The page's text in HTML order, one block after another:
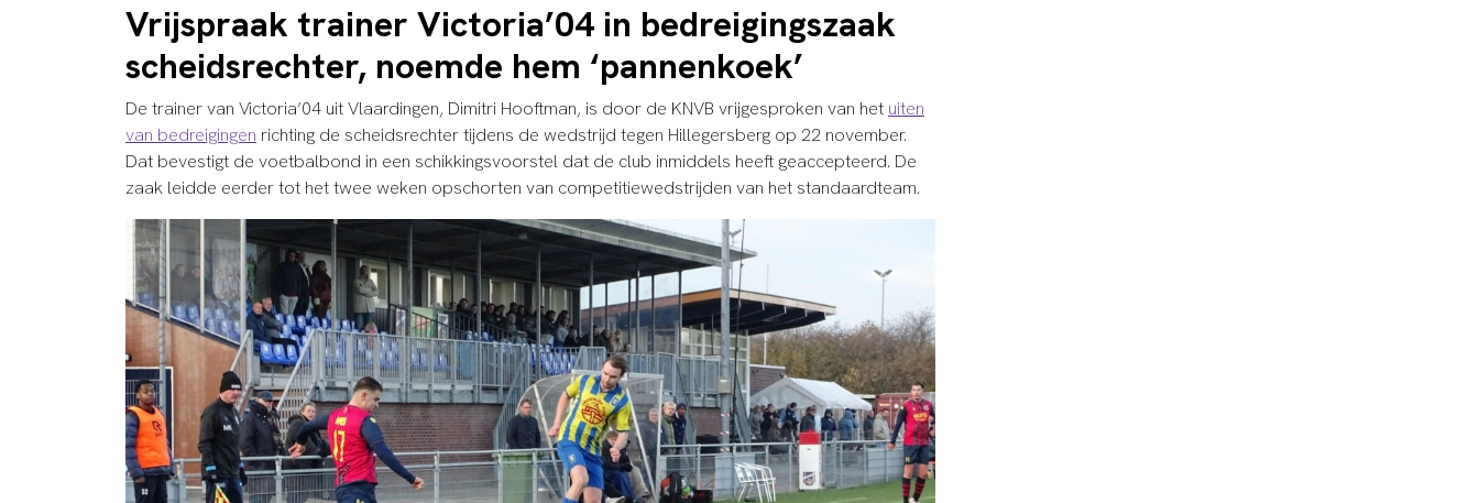
Vrijspraak trainer Victoria’04 in bedreigingszaak
scheidsrechter, noemde hem ‘pannenkoek’
De trainer van Victoria’04 uit Vlaardingen, Dimitri Hooftman, is door de KNVB vrijgesproken van het uiten
van bedreigingen richting de scheidsrechter tijdens de wedstrijd tegen Hillegersberg op 22 november.
Dat bevestigt de voetbalbond in een schikkingsvoorstel dat de club inmiddels heeft geaccepteerd. De
zaak leidde eerder tot het twee weken opschorten van competitiewedstrijden van het standaardteam.